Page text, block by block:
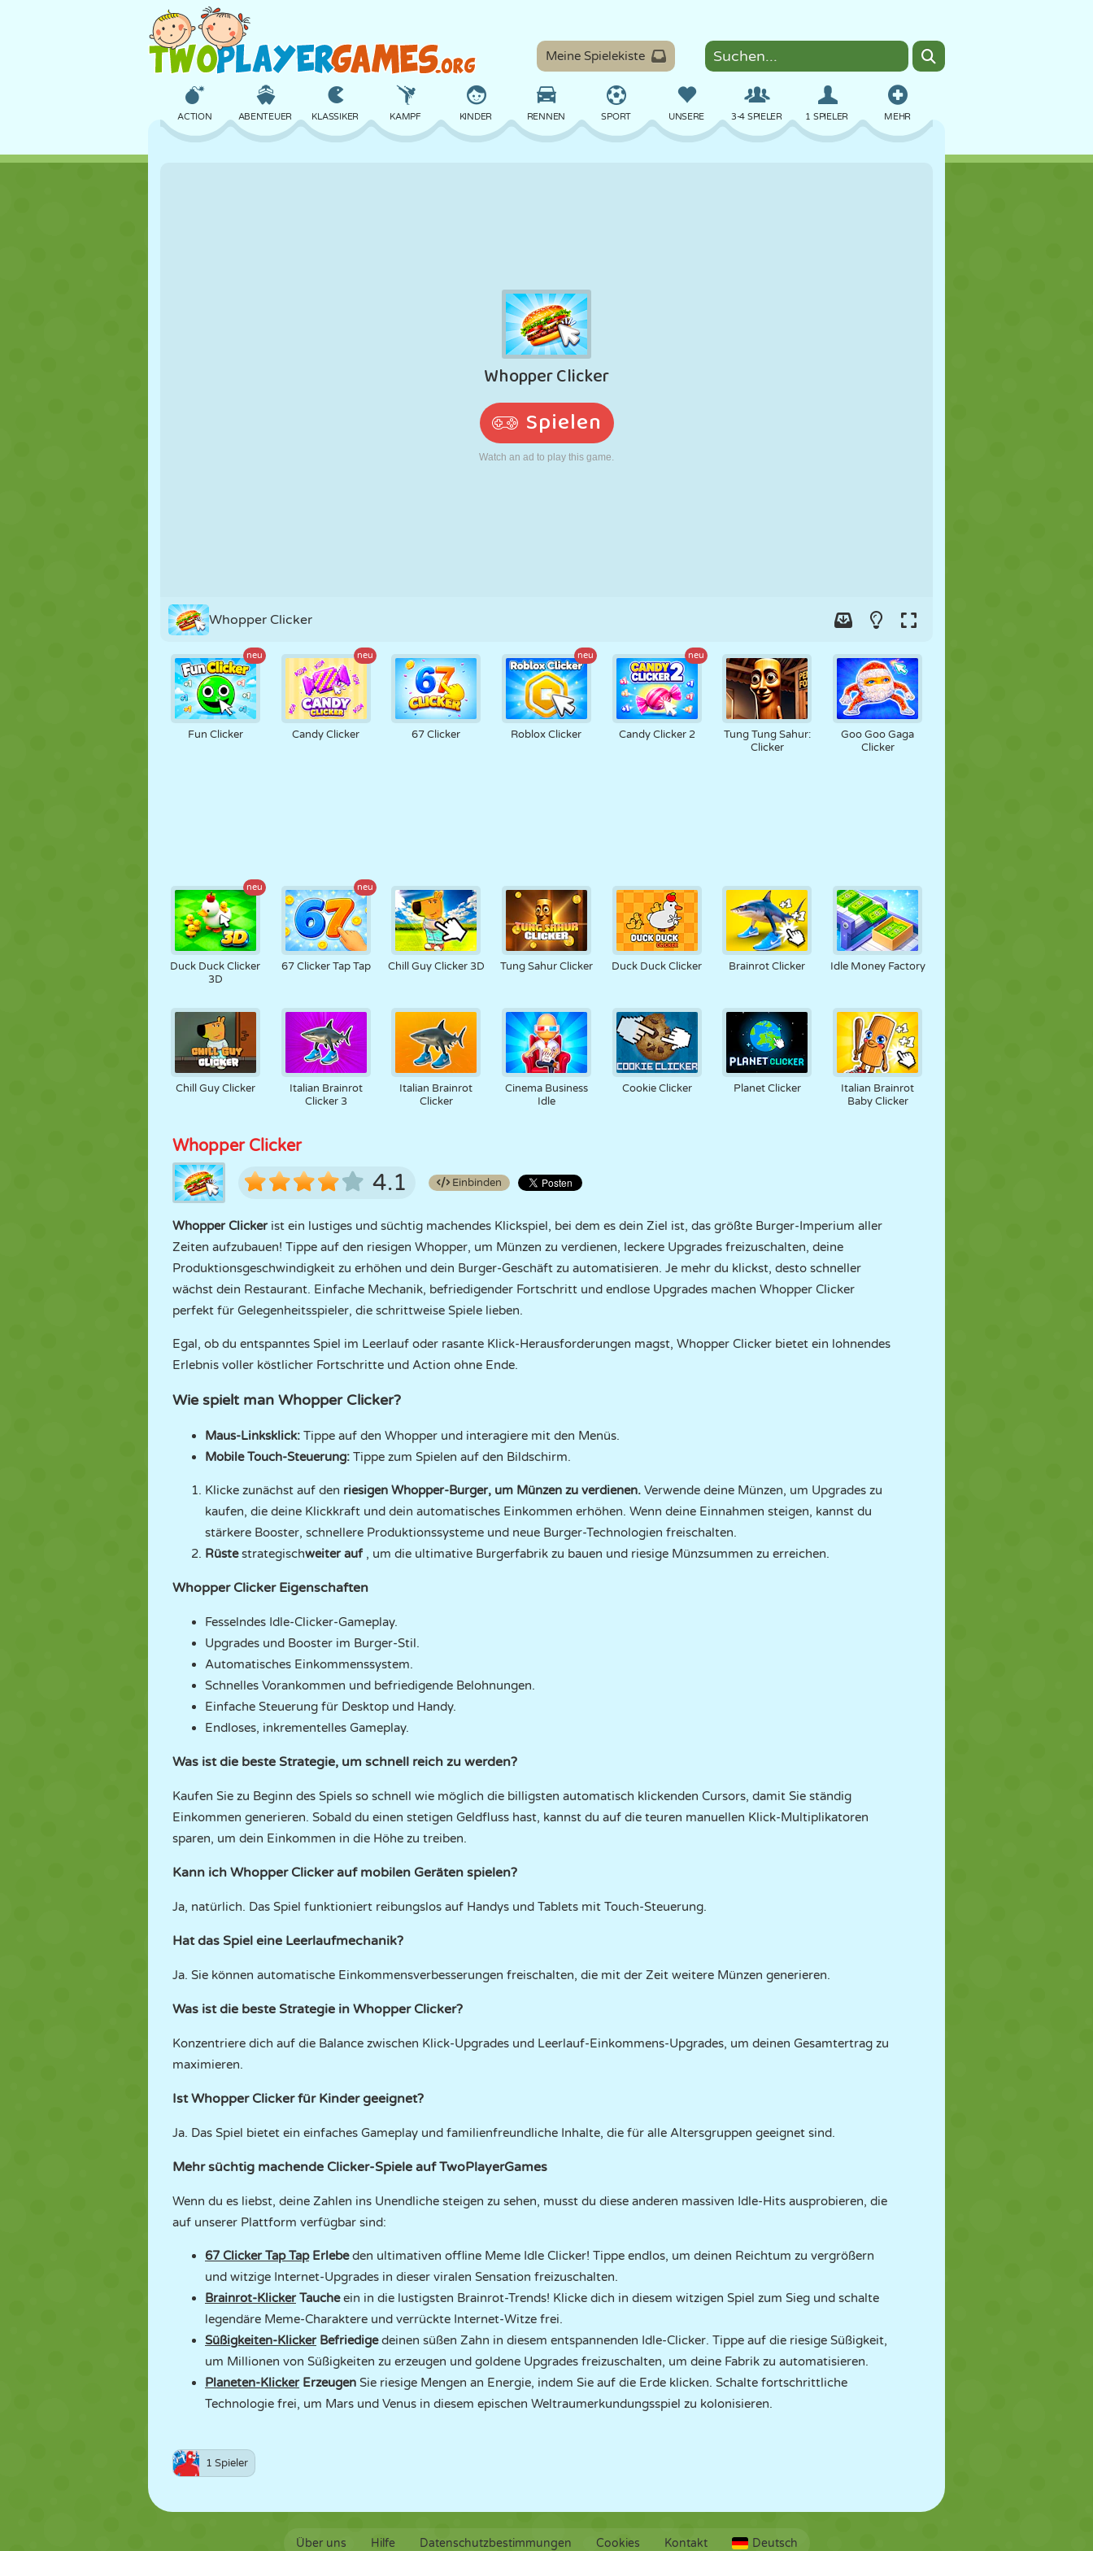
Meine Spielekiste
MEHR
ACTION ABENTEUER KLASSIKER KAMPF KINDER RENNEN SPORT UNSERE 3-4 SPIELER 1 SPIELER
MONSTER
ROBOTER LAUFEN SCHULE
Whopper Clicker
neu
Fun Clicker
neu
Candy Clicker 67 Clicker
neu
Roblox Clicker
neu
Candy Clicker 2
Tung Tung Sahur:
Clicker
Goo Goo Gaga
Clicker
neu
Duck Duck Clicker
3D
neu
67 Clicker Tap Tap Chill Guy Clicker 3D Tung Sahur Clicker Duck Duck Clicker Brainrot Clicker Idle Money Factory
Chill Guy Clicker
Italian Brainrot
Clicker 3
Italian Brainrot
Clicker
Cinema Business
Idle
Cookie Clicker Planet Clicker
Italian Brainrot
Baby Clicker
Whopper Clicker
4.1 Einbinden
Whopper Clickerist ein lustiges und süchtig machendes Klickspiel, bei dem es dein Ziel ist, das größte Burger-Imperium aller
Zeiten aufzubauen! Tippe auf den riesigen Whopper, um Münzen zu verdienen, leckere Upgrades freizuschalten, deine
Produktionsgeschwindigkeit zu erhöhen und dein Burger-Geschäft zu automatisieren. Je mehr du klickst, desto schneller
wächst dein Restaurant. Einfache Mechanik, befriedigender Fortschritt und endlose Upgrades machen Whopper Clicker
perfekt für Gelegenheitsspieler, die schrittweise Spiele lieben.
Egal, ob du entspanntes Spiel im Leerlauf oder rasante Klick-Herausforderungen magst, Whopper Clicker bietet ein lohnendes
Erlebnis voller köstlicher Fortschritte und Action ohne Ende.
Wie spielt man Whopper Clicker?
Maus-Linksklick: Tippe auf den Whopper und interagiere mit den Menüs.
Mobile Touch-Steuerung: Tippe zum Spielen auf den Bildschirm.
Klicke zunächst auf den riesigen Whopper-Burger, um Münzen zu verdienen. Verwende deine Münzen, um Upgrades zu
kaufen, die deine Klickkraft und dein automatisches Einkommen erhöhen. Wenn deine Einnahmen steigen, kannst du
stärkere Booster, schnellere Produktionssysteme und neue Burger-Technologien freischalten.
Rüstestrategischweiter auf , um die ultimative Burgerfabrik zu bauen und riesige Münzsummen zu erreichen.
Whopper Clicker Eigenschaften
Fesselndes Idle-Clicker-Gameplay.
Upgrades und Booster im Burger-Stil.
Automatisches Einkommenssystem.
Schnelles Vorankommen und befriedigende Belohnungen.
Einfache Steuerung für Desktop und Handy.
Endloses, inkrementelles Gameplay.
Was ist die beste Strategie, um schnell reich zu werden?
Kaufen Sie zu Beginn des Spiels so schnell wie möglich die billigsten automatisch klickenden Cursors, damit Sie ständig
Einkommen generieren. Sobald du einen stetigen Geldfluss hast, kannst du auf die teuren manuellen Klick-Multiplikatoren
sparen, um dein Einkommen in die Höhe zu treiben.
Kann ich Whopper Clicker auf mobilen Geräten spielen?
Ja, natürlich. Das Spiel funktioniert reibungslos auf Handys und Tablets mit Touch-Steuerung.
Hat das Spiel eine Leerlaufmechanik?
Ja. Sie können automatische Einkommensverbesserungen freischalten, die mit der Zeit weitere Münzen generieren.
Was ist die beste Strategie in Whopper Clicker?
Konzentriere dich auf die Balance zwischen Klick-Upgrades und Leerlauf-Einkommens-Upgrades, um deinen Gesamtertrag zu
maximieren.
Ist Whopper Clicker für Kinder geeignet?
Ja. Das Spiel bietet ein einfaches Gameplay und familienfreundliche Inhalte, die für alle Altersgruppen geeignet sind.
Mehr süchtig machende Clicker-Spiele auf TwoPlayerGames
Wenn du es liebst, deine Zahlen ins Unendliche steigen zu sehen, musst du diese anderen massiven Idle-Hits ausprobieren, die
auf unserer Plattform verfügbar sind:
67 Clicker Tap TapErlebeden ultimativen offline Meme Idle Clicker! Tippe endlos, um deinen Reichtum zu vergrößern
und witzige Internet-Upgrades in dieser viralen Sensation freizuschalten.
Brainrot-KlickerTaucheein in die lustigsten Brainrot-Trends! Klicke dich in diesem witzigen Spiel zum Sieg und schalte
legendäre Meme-Charaktere und verrückte Internet-Witze frei.
Süßigkeiten-KlickerBefriedigedeinen süßen Zahn in diesem entspannenden Idle-Clicker. Tippe auf die riesige Süßigkeit,
um Millionen von Süßigkeiten zu erzeugen und goldene Upgrades freizuschalten, um deine Fabrik zu automatisieren.
Planeten-KlickerErzeugen Sie riesige Mengen an Energie, indem Sie auf die Erde klicken. Schalte fortschrittliche
Technologie frei, um Mars und Venus in diesem epischen Weltraumerkundungsspiel zu kolonisieren.
1 Spieler
Über uns Hilfe Datenschutzbestimmungen Cookies Kontakt Deutsch